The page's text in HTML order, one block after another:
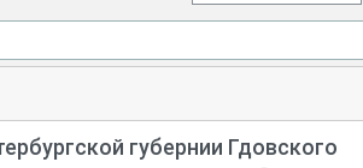
губернии Гдовского